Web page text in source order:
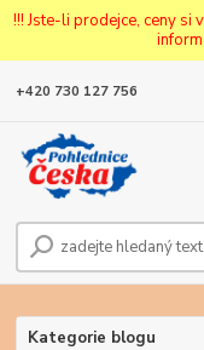
!!! Jste-li prodejce, ceny si
+420 730 127 756
Kategorie blogu